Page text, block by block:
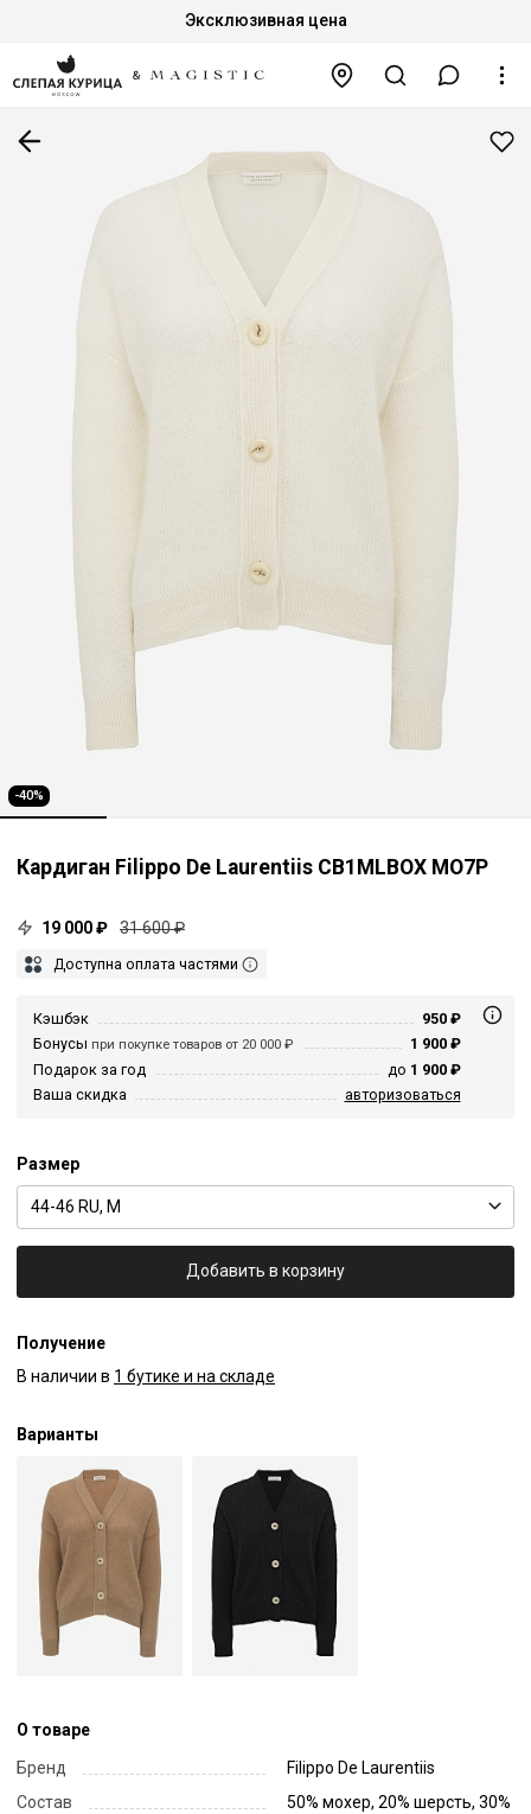
Эксклюзивная цена
-40%
Кардиган Filippo De Laurentiis CB1MLBOX MO7P
19 000 ₽ 31 600 ₽
Доступна оплата частями
Кэшбэк
950 ₽
Бонусы при покупке товаров от 20 000 ₽
1 900 ₽
Подарок за год
до 1 900 ₽
Ваша скидка
авторизоваться
Размер
44-46 RU, M
Добавить в корзину
Получение
В наличии в 1 бутике и на складе
Варианты
О товаре
Бренд
Filippo De Laurentiis
Состав
50% мохер, 20% шерсть, 30%